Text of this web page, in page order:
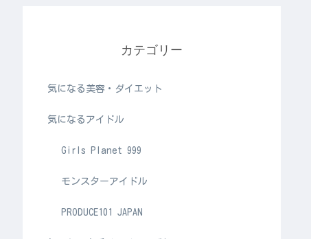
カテゴリー
気になる美容・ダイエット
気になるアイドル
Girls Planet 999
モンスターアイドル
PRODUCE101 JAPAN